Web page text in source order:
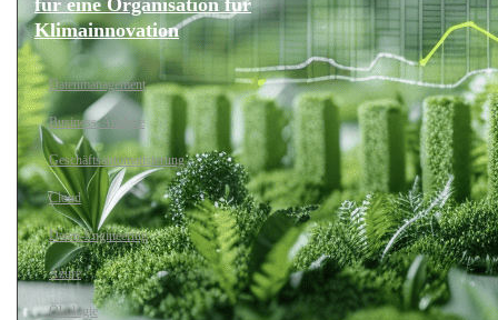
Klimainnovation
Datenmanagement
Business-Analyse
Geschäftsautomatisierung
Cloud
Daten-Engineering
Azure
Ökologie